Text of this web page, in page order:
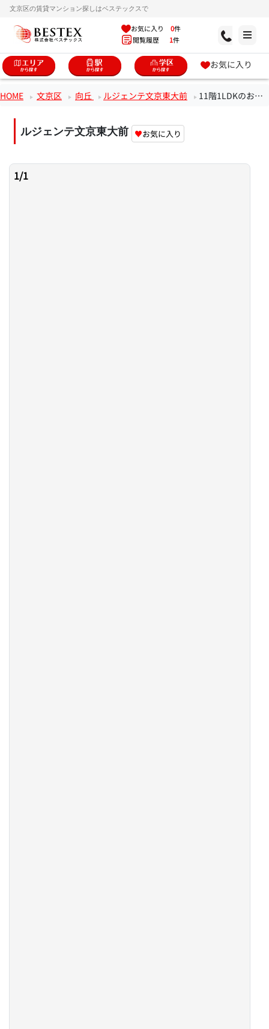
文京区の賃貸マンション探しはベステックスで
お気に入り 0件
閲覧履歴 1件
お気に入り
HOME 文京区 向丘 ルジェンテ文京東大前 11階1LDKのお部屋
ルジェンテ文京東大前 ♥お気に入り
1/1